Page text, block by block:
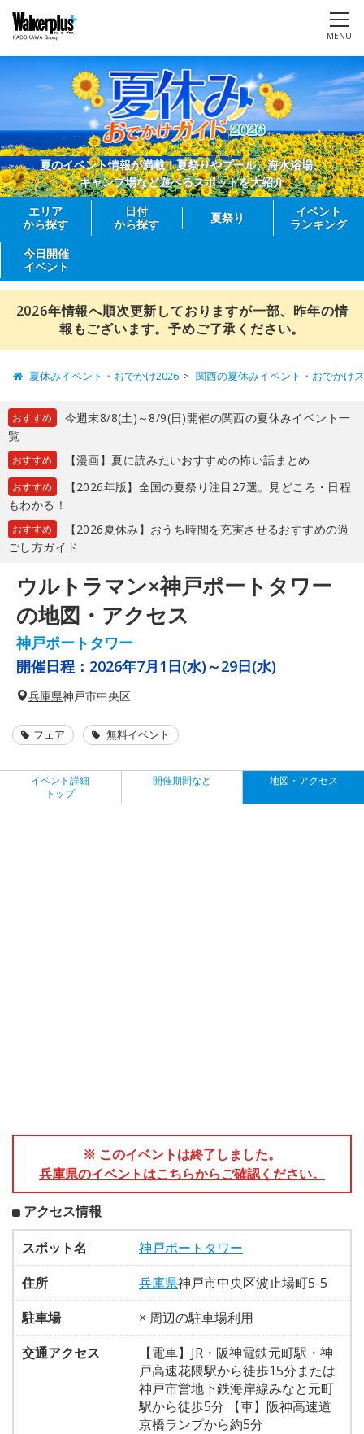
MENU
夏のイベント情報が満載！夏祭りやプール、海水浴場、
キャンプ場など遊べるスポットを大紹介
エリア
から探す
日付
から探す
夏祭り
イベント
ランキング
今日開催
イベント
2026年情報へ順次更新しておりますが一部、昨年の情
報もございます。予めご了承ください。
夏休みイベント・おでかけ2026 関西の夏休みイベント・おでかけ
おすすめ
今週末8/8(土)～8/9(日)開催の関西の夏休みイベント一
覧
おすすめ 【漫画】夏に読みたいおすすめの怖い話まとめ
おすすめ
【2026年版】全国の夏祭り注目27選。見どころ・日程
もわかる！
おすすめ
【2026夏休み】おうち時間を充実させるおすすめの過
ごし方ガイド
ウルトラマン×神戸ポートタワー
の地図・アクセス
神戸ポートタワー
開催日程： 2026年7月1日(水)～29日(水)
兵庫県神戸市中央区
フェア 無料イベント
イベント詳細
トップ
開催期間など 地図・アクセス
※ このイベントは終了しました。
兵庫県のイベントはこちらからご確認ください。
アクセス情報
スポット名
神戸ポートタワー
住所
兵庫県神戸市中央区波止場町5-5
駐車場
× 周辺の駐車場利用
交通アクセス
【電車】JR・阪神電鉄元町駅・神
戸高速花隈駅から徒歩15分または
神戸市営地下鉄海岸線みなと元町
駅から徒歩5分 【車】阪神高速道
京橋ランプから約5分